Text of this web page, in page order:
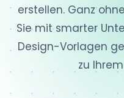
erstellen. Ganz
Sie mit smarter
Design-Vorlagen
zu